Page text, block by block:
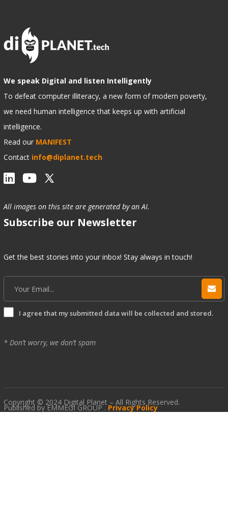
We speak Digital and listen Intelligently
To defeat computer illiteracy, a new form of modern poverty,
we need human intelligence that keeps up with artificial
intelligence.
Read our MANIFEST
Contact info@diplanet.tech
All images on this site are generated by an AI.
Subscribe our Newsletter
Get the best stories into your inbox! Stay always in touch!
I agree that my submitted data will be collected and stored.
* Don’t worry, we don’t spam
Copyright © 2024 Digital Planet – All Rights Reserved.
Published by EMMEGI GROUP .Privacy Policy